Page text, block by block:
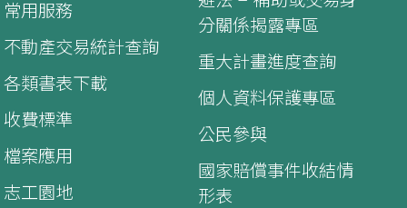
常用服務
不動產交易統計查詢
各類書表下載
收費標準
檔案應用
志工園地
分關係揭露專區
重大計畫進度查詢
個人資料保護專區
公民參與
國家賠償事件收結情
形表